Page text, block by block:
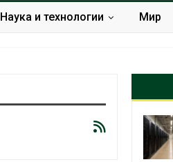
Наука и технологии Мир
Южная Корея ускорит
развитие солнечной